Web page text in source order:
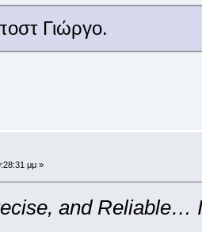
Γιώργο.
μμ »
and Reliable…